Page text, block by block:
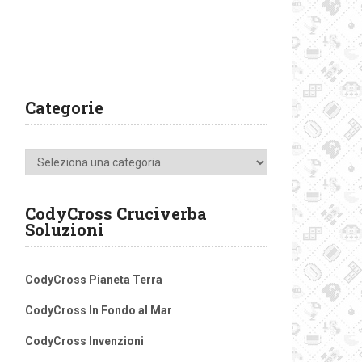
Categorie
Categorie
CodyCross Cruciverba
Soluzioni
CodyCross Pianeta Terra
CodyCross In Fondo al Mar
CodyCross Invenzioni